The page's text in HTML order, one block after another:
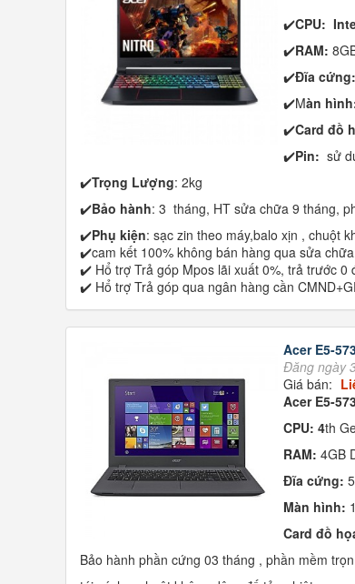
✔️CPU:
✔️RAM:
✔️Đĩa cứng:
✔️Màn
✔️Card đồ
✔️Pin: sử
✔️Trọng Lượng: 2kg
✔️Bảo hành: 3 tháng, HT sửa chữa 9 tháng,
✔️Phụ kiện: sạc zin theo máy,balo xịn , chuột
✔️cam kết 100% không bán hàng qua sửa
✔️ Hổ trợ Trả góp Mpos lãi xuất 0%, trả trước 0
✔️ Hổ trợ Trả góp qua ngân hàng cần
Acer E5-
Đăng ngày
Giá bán:
Acer E5-
CPU: 4th
RAM: 4GB
Đĩa cứng:
Màn hình:
Card đồ
Bảo hành phần cứng 03 tháng , phần mềm